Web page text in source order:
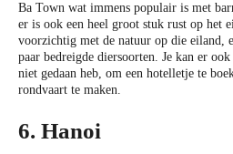
Ba Town wat immens populair is met
er is ook een heel groot stuk rust op het
voorzichtig met de natuur op die eiland,
paar bedreigde diersoorten. Je kan er
niet gedaan heb, om een hotelletje te
rondvaart te maken.
6. Hanoi